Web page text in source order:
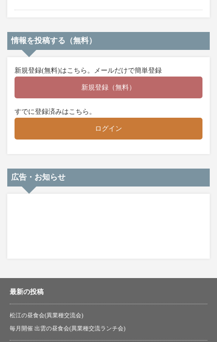
情報を投稿する（無料）
新規登録(無料)はこちら。メールだけで簡単登録
新規登録（無料）
すでに登録済みはこちら。
ログイン
広告・お知らせ
最新の投稿
松江の昼食会(異業種交流会)
毎月開催 出雲の昼食会(異業種交流ランチ会)